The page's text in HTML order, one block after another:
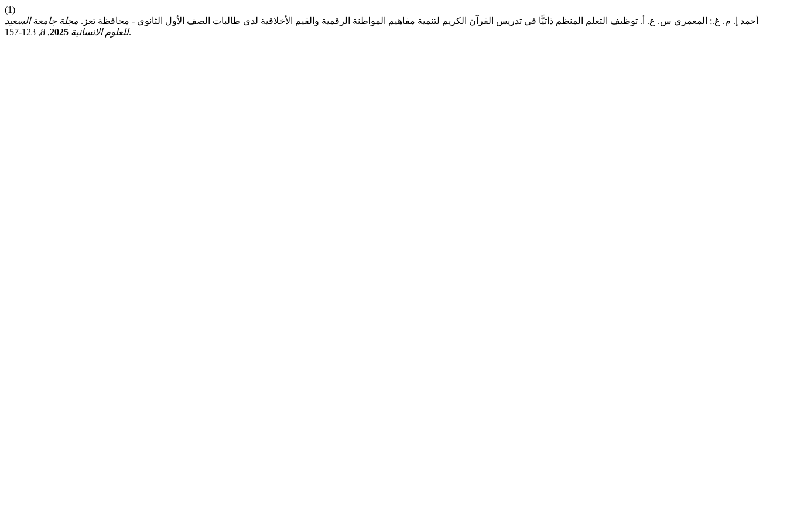
(1)
أحمد إ. م. غ.; المعمري س. ع. أ. توظيف التعلم المنظم ذاتيًّا في تدريس القرآن الكريم لتنمية مفاهيم المواطنة الرقمية والقيم الأخلاقية لدى طالبات الصف الأول الثانوي - محافظة تعز. مجلة جامعة السعيد
للعلوم الانسانية 2025
,
8 , 123-157.